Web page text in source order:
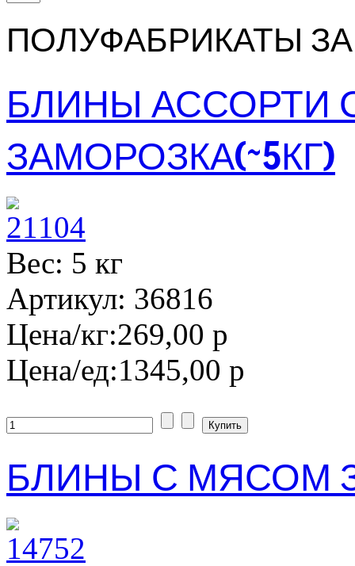
ПОЛУФАБРИКАТЫ
БЛИНЫ АССОРТИ
ЗАМОРОЗКА(~5КГ)
Вес: 5 кг
Артикул: 36816
Цена/кг:269,00 р
Цена/ед:1345,00 р
БЛИНЫ С МЯСОМ